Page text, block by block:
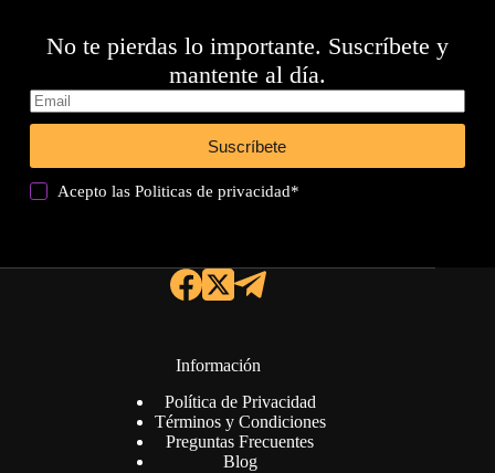
No te pierdas lo importante. Suscríbete y
mantente al día.
Suscríbete
Acepto lasPoliticas de privacidad*
Información
Política de Privacidad
Términos y Condiciones
Preguntas Frecuentes
Blog